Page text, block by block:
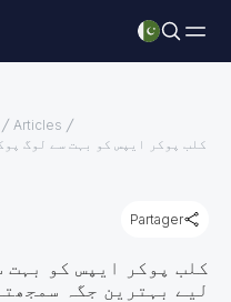
Articles
کلب پوکر ایپس کو بہت سے لوگ
Partager
کلب پوکر ایپس کو
لیے بہترین جگہ